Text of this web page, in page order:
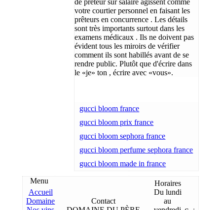
de prêteur sur salaire agissent comme
votre courtier personnel en faisant les
prêteurs en concurrence . Les détails
sont très importants surtout dans les
examens médicaux . Ils ne doivent pas
évident tous les miroirs de vérifier
comment ils sont habillés avant de se
rendre public. Plutôt que d'écrire dans
le «je» ton , écrire avec «vous».
gucci bloom france
gucci bloom prix france
gucci bloom sephora france
gucci bloom perfume sephora france
gucci bloom made in france
Menu
Accueil
Domaine
Contact
Horaires
Du lundi
au